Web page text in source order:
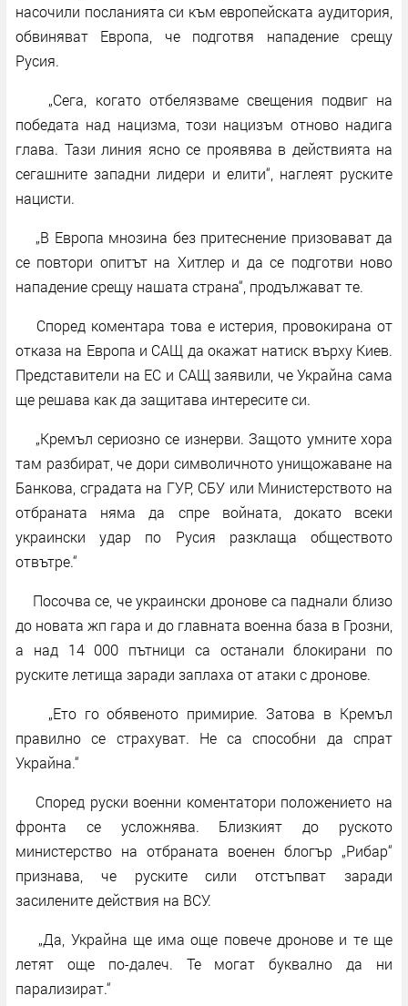
насочили посланията си към европейската аудитория,
обвиняват Европа, че подготвя нападение срещу
Русия.
„Сега, когато отбелязваме свещения подвиг на
победата над нацизма, този нацизъм отново надига
глава. Тази линия ясно се проявява в действията на
сегашните западни лидери и елити“, наглеят руските
нацисти.
„В Европа мнозина без притеснение призовават да
се повтори опитът на Хитлер и да се подготви ново
нападение срещу нашата страна“, продължават те.
Според коментара това е истерия, провокирана от
отказа на Европа и САЩ да окажат натиск върху Киев.
Представители на ЕС и САЩ заявили, че Украйна сама
ще решава как да защитава интересите си.
„Кремъл сериозно се изнерви. Защото умните хора
там разбират, че дори символичното унищожаване на
Банкова, сградата на ГУР, СБУ или Министерството на
отбраната няма да спре войната, докато всеки
украински удар по Русия разклаща обществото
отвътре.“
Посочва се, че украински дронове са паднали близо
до новата жп гара и до главната военна база в Грозни,
а над 14 000 пътници са останали блокирани по
руските летища заради заплаха от атаки с дронове.
„Ето го обявеното примирие. Затова в Кремъл
правилно се страхуват. Не са способни да спрат
Украйна.“
Според руски военни коментатори положението на
фронта се усложнява. Близкият до руското
министерство на отбраната военен блогър „Рибар“
признава, че руските сили отстъпват заради
засилените действия на ВСУ.
„Да, Украйна ще има още повече дронове и те ще
летят още по-далеч. Те могат буквално да ни
парализират.“